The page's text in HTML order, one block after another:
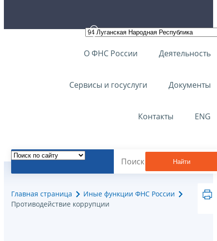
О ФНС России Деятельность
Сервисы и госуслуги Документы
Контакты ENG
Найти
Главная страница
Иные функции ФНС России
Противодействие коррупции